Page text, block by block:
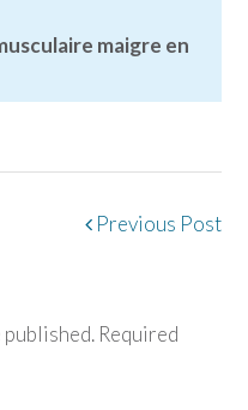
maigre en
Previous Post
Required